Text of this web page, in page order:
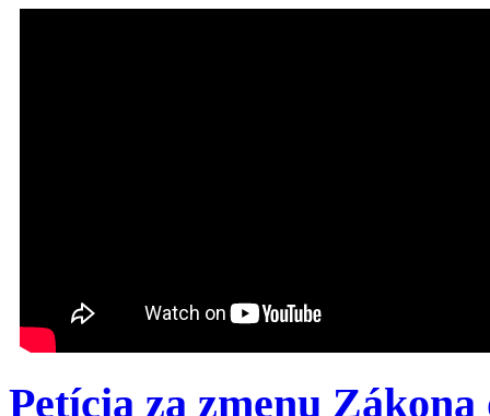
Petícia za zmenu